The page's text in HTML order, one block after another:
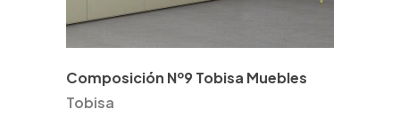
Composición Nº9 Tobisa Muebles
Tobisa